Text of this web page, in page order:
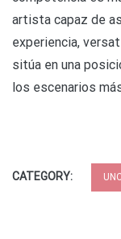
artista capaz de
experiencia,
sitúa en una
los escenarios
CATEGORY: